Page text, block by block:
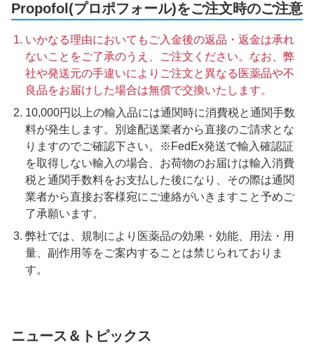
Propofol(プロポフォール)をご注文時のご注意
いかなる理由においてもご入金後の返品・返金は承れ
ないことをご了承のうえ、ご注文ください。なお、弊
社や発送元の手違いによりご注文と異なる医薬品や不
良品をお届けした場合は無償で交換いたします。
10,000円以上の輸入品には通関時に消費税と通関手数
料が発生します。別途配送業者から直接のご請求とな
りますのでご確認下さい。※FedEx発送で輸入確認証
を取得しない輸入の場合、お荷物のお届けは輸入消費
税と通関手数料をお支払した後になり、その際は通関
業者から直接お客様宛にご連絡がいきますこと予めご
了承願います。
弊社では、規制により医薬品の効果・効能、用法・用
量、副作用等をご案内することは禁じられておりま
す。
ニュース＆トピックス